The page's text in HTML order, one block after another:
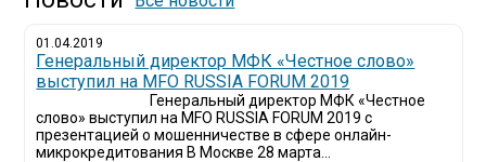
01.04.2019
Генеральный директор МФК «Честное слово»
выступил на MFO RUSSIA FORUM 2019
Генеральный директор МФК «Честное
слово» выступил на MFO RUSSIA FORUM 2019 с
презентацией о мошенничестве в сфере онлайн-
микрокредитования В Москве 28 марта...